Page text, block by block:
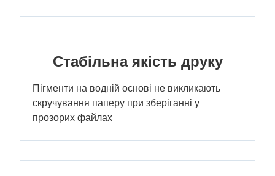
Стабільна якість друку
Пігменти на водній основі не викликають
скручування паперу при зберіганні у
прозорих файлах